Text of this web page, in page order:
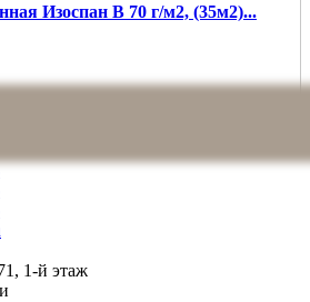
Изоспан В 70 г/м2, (35м2)...
1-й этаж